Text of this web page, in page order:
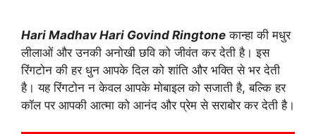
Hari Madhav Hari Govind Ringtone कान्हा की मधुर
लीलाओं और उनकी अनोखी छवि को जीवंत कर देती है। इस
रिंगटोन की हर धुन आपके दिल को शांति और भक्ति से भर देती
है। यह रिंगटोन न केवल आपके मोबाइल को सजाती है, बल्कि हर
कॉल पर आपकी आत्मा को आनंद और प्रेम से सराबोर कर देती है।